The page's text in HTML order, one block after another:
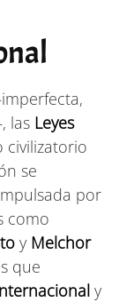
las Leyes
civilizatorio
se
por
como
y Melchor
que
y